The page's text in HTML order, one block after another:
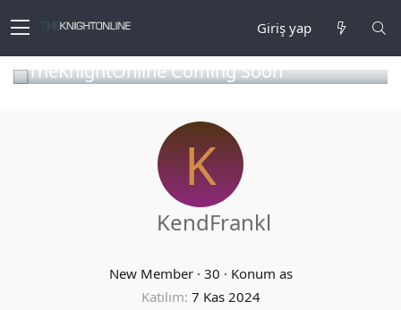
Giriş yap
TheKnightOnline Coming Soon
K
KendFrankl
New Member · 30 · Konum as
Katılım 7 Kas 2024